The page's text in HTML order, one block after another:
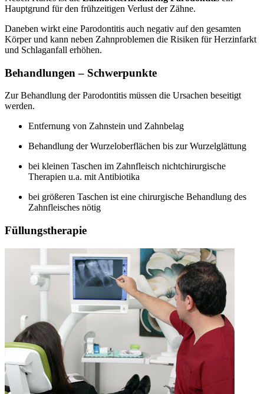
Hauptgrund für den frühzeitigen Verlust der Zähne.
Daneben wirkt eine Parodontitis auch negativ auf den gesamten
Körper und kann neben Zahnproblemen die Risiken für Herzinfarkt
und Schlaganfall erhöhen.
Behandlungen – Schwerpunkte
Zur Behandlung der Parodontitis müssen die Ursachen beseitigt
werden.
Entfernung von Zahnstein und Zahnbelag
Behandlung der Wurzeloberflächen bis zur Wurzelglättung
bei kleinen Taschen im Zahnfleisch nichtchirurgische
Therapien u.a. mit Antibiotika
bei größeren Taschen ist eine chirurgische Behandlung des
Zahnfleisches nötig
Füllungstherapie